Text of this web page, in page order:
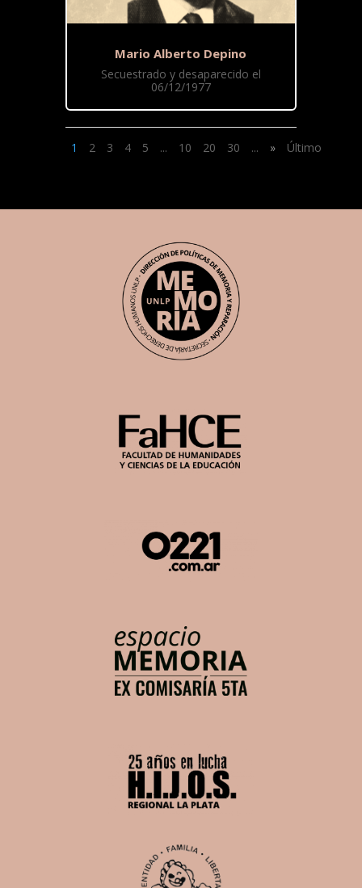
Mario Alberto Depino
Secuestrado y desaparecido el
06/12/1977
1 2 3 4 5 ... 10 20 30 ... » Último